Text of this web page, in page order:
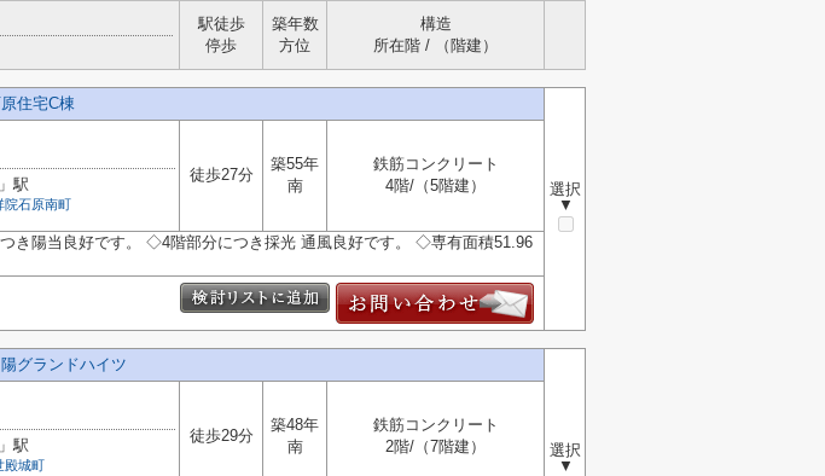
駅徒歩
停歩
築年数
方位
構造
所在階 / （階建）
住宅C棟
選択
▼
」駅
院石原南町
徒歩27分
築55年
南
鉄筋コンクリート
4階/（5階建）
き陽当良好です。 ◇4階部分につき採光 通風良好です。 ◇専有面積51.96
グランドハイツ
選択
▼
」駅
殿城町
徒歩29分
築48年
南
鉄筋コンクリート
2階/（7階建）